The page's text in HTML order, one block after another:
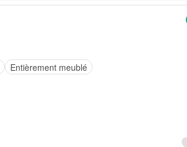
Entièrement meublé